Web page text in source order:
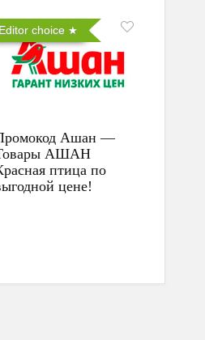
Editor choice
Ашан —
АШАН
птица по
цене!